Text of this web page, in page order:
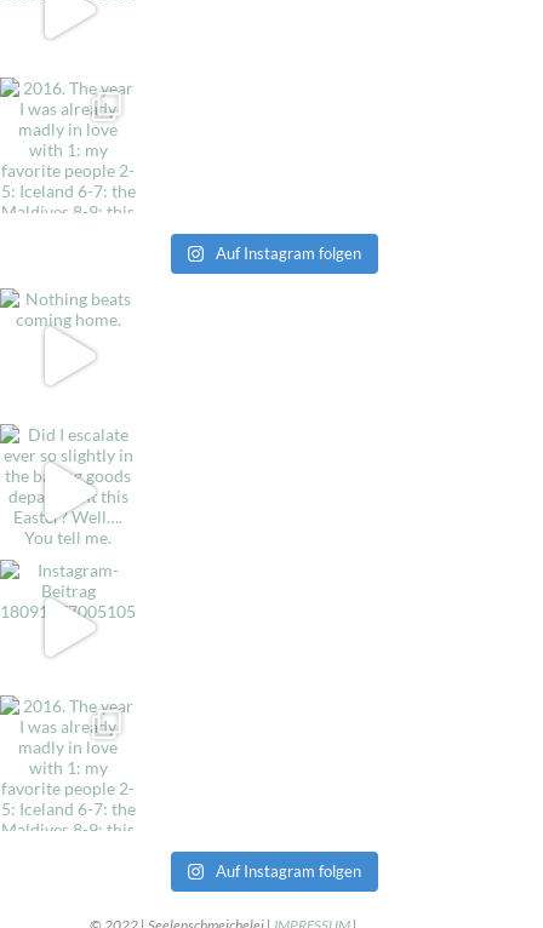
Auf Instagram folgen
Auf Instagram folgen